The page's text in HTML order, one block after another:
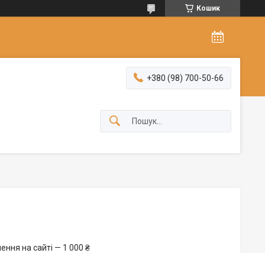
Кошик
+380 (98) 700-50-66
на сайті — 1 000 ₴